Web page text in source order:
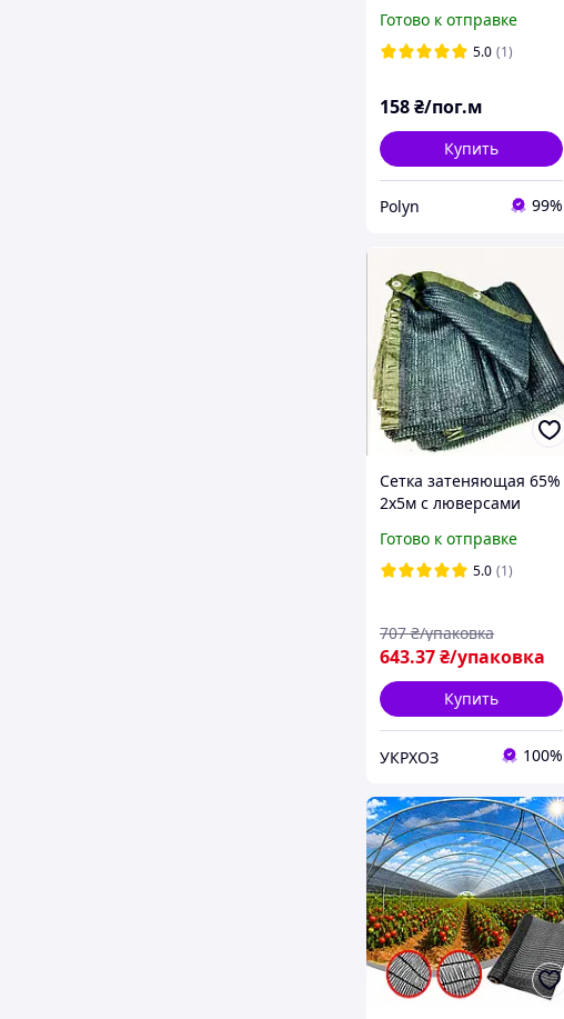
забора защита от
солнца и ветра
Готово к отправке
5.0 (1)
158₴/пог.м
Купить
Polyn 99%
Сетка затеняющая 65%
2х5м с люверсами
Готово к отправке
5.0 (1)
643.37₴/упаковка
707 ₴/упаковка
Купить
УКРХОЗ 100%